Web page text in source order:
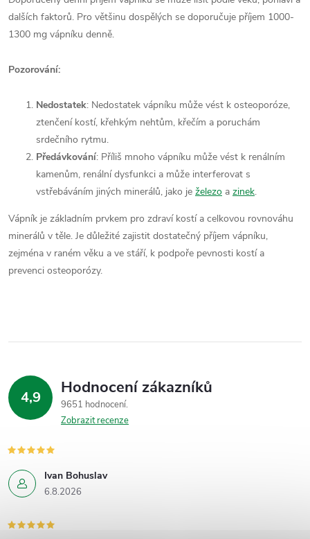
dalších faktorů. Pro většinu dospělých se doporučuje příjem 1000-
1300 mg vápníku denně.
Pozorování:
Nedostatek: Nedostatek vápníku může vést k osteoporóze,
ztenčení kostí, křehkým nehtům, křečím a poruchám
srdečního rytmu.
Předávkování: Příliš mnoho vápníku může vést k renálním
kamenům, renální dysfunkci a může interferovat s
vstřebáváním jiných minerálů, jako je železo a zinek.
Vápník je základním prvkem pro zdraví kostí a celkovou rovnováhu
minerálů v těle. Je důležité zajistit dostatečný příjem vápníku,
zejména v raném věku a ve stáří, k podpoře pevnosti kostí a
prevenci osteoporózy.
4,9 Hodnocení zákazníků
9651 hodnocení
Zobrazit recenze
Ivan Bohuslav
6.8.2026